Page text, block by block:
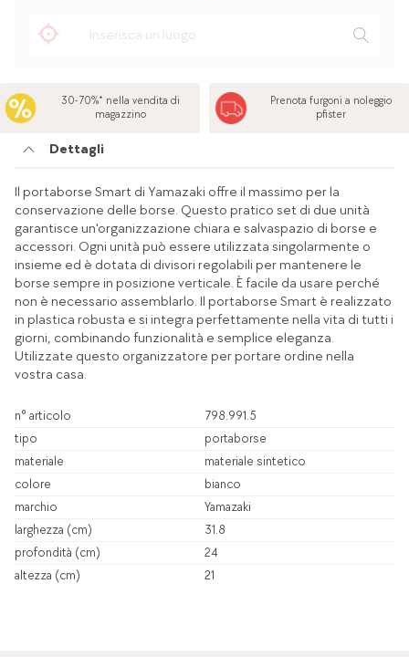
30-70%* nella vendita di
magazzino
Prenota furgoni a noleggio
pfister
Dettagli
Il portaborse Smart di Yamazaki offre il massimo per la
conservazione delle borse. Questo pratico set di due unità
garantisce un'organizzazione chiara e salvaspazio di borse e
accessori. Ogni unità può essere utilizzata singolarmente o
insieme ed è dotata di divisori regolabili per mantenere le
borse sempre in posizione verticale. È facile da usare perché
non è necessario assemblarlo. Il portaborse Smart è realizzato
in plastica robusta e si integra perfettamente nella vita di tutti i
giorni, combinando funzionalità e semplice eleganza.
Utilizzate questo organizzatore per portare ordine nella
vostra casa.
n° articolo
798.991.5
tipo
portaborse
materiale
materiale sintetico
colore
bianco
marchio
Yamazaki
larghezza (cm)
31.8
profondità (cm)
24
altezza (cm)
21